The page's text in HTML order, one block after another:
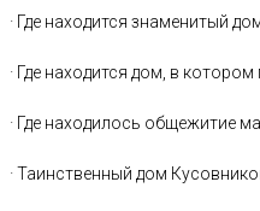
· Где находится знаменитый
· Где находится дом, в
· Где находилось общежитие
· Таинственный дом